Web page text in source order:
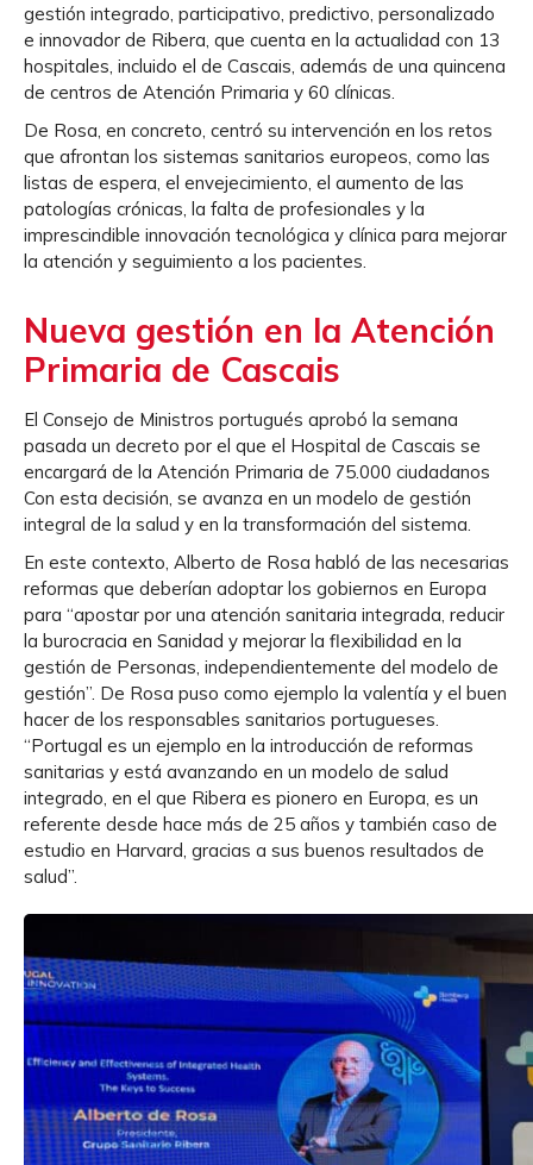
gestión integrado, participativo, predictivo, personalizado
e innovador de Ribera, que cuenta en la actualidad con 13
hospitales, incluido el de Cascais, además de una quincena
de centros de Atención Primaria y 60 clínicas.
De Rosa, en concreto, centró su intervención en los retos
que afrontan los sistemas sanitarios europeos, como las
listas de espera, el envejecimiento, el aumento de las
patologías crónicas, la falta de profesionales y la
imprescindible innovación tecnológica y clínica para mejorar
la atención y seguimiento a los pacientes.
Nueva gestión en la Atención
Primaria de Cascais
El Consejo de Ministros portugués aprobó la semana
pasada un decreto por el que el Hospital de Cascais se
encargará de la Atención Primaria de 75.000 ciudadanos
Con esta decisión, se avanza en un modelo de gestión
integral de la salud y en la transformación del sistema.
En este contexto, Alberto de Rosa habló de las necesarias
reformas que deberían adoptar los gobiernos en Europa
para “apostar por una atención sanitaria integrada, reducir
la burocracia en Sanidad y mejorar la flexibilidad en la
gestión de Personas, independientemente del modelo de
gestión”. De Rosa puso como ejemplo la valentía y el buen
hacer de los responsables sanitarios portugueses.
“Portugal es un ejemplo en la introducción de reformas
sanitarias y está avanzando en un modelo de salud
integrado, en el que Ribera es pionero en Europa, es un
referente desde hace más de 25 años y también caso de
estudio en Harvard, gracias a sus buenos resultados de
salud”.